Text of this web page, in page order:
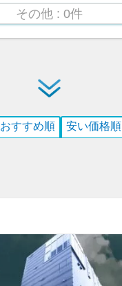
その他 : 0件
安い価格順
おすすめ順